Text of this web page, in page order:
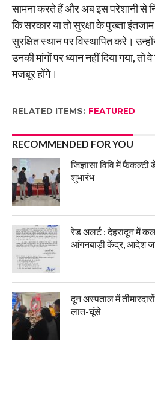
सामना करते हैं और अब इस परेशानी से
कि सरकार या तो सुरक्षा के पुख्ता
सुरक्षित स्थान पर विस्थापित करे।
उनकी मांगों पर ध्यान नहीं दिया गया, तो
मजबूर होंगे।
RELATED ITEMS: FEATURED
RECOMMENDED FOR YOU
जिज्ञासा विवि में
शुभारंभ
रेड अलर्ट : देहरादून में
आंगनबाड़ी केंद्र, आदेश
दून अस्पताल में
लात-घूंसे